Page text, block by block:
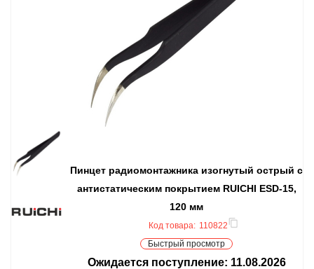
Пинцет радиомонтажника изогнутый острый с
антистатическим покрытием RUICHI ESD-15,
120 мм
Код товара: 110822
Быстрый просмотр
Ожидается поступление: 11.08.2026